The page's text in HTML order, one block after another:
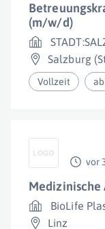
(m/w/d)
Salzburg
Vollzeit
vor
Medizinische
BioLife
Linz